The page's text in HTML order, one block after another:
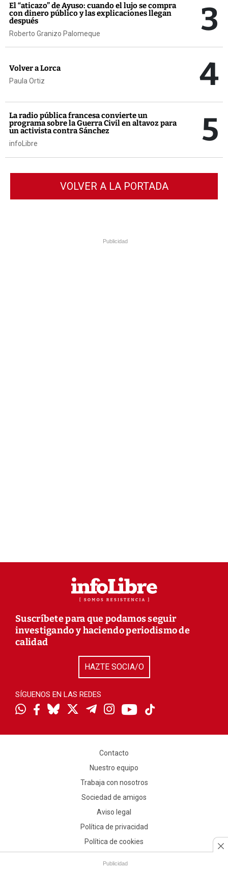
El “aticazo” de Ayuso: cuando el lujo se compra
con dinero público y las explicaciones llegan
después
Roberto Granizo Palomeque 3
Volver a Lorca
Paula Ortiz 4
La radio pública francesa convierte un
programa sobre la Guerra Civil en altavoz para
un activista contra Sánchez
infoLibre 5
VOLVER A LA PORTADA
Publicidad
Publicidad
Suscríbete para que podamos seguir
investigando y haciendo periodismo de
calidad
HAZTE SOCIA/O
SÍGUENOS EN LAS REDES
Contacto
Nuestro equipo
Trabaja con nosotros
Sociedad de amigos
Aviso legal
Política de privacidad
Política de cookies